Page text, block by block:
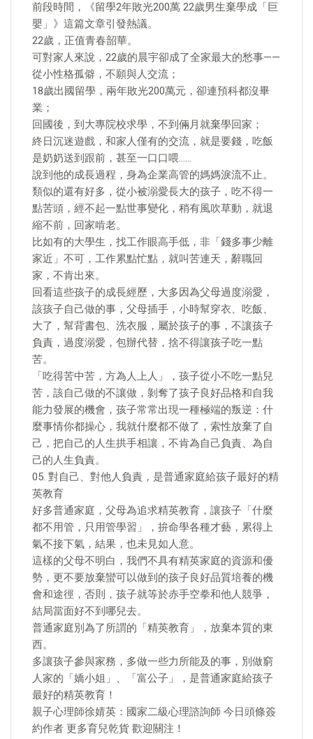
前段時間，《留學2年敗光200萬 22歲男生棄學成「巨
嬰」》這篇文章引發熱議。
22歲，正值青春韶華。
可對家人來說，22歲的晨宇卻成了全家最大的愁事——
從小性格孤僻，不願與人交流；
18歲出國留學，兩年敗光200萬元，卻連預科都沒畢
業；
回國後，到大專院校求學，不到倆月就棄學回家；
終日沉迷遊戲，和家人僅有的交流，就是要錢，吃飯
是奶奶送到跟前，甚至一口口喂……
說到他的成長過程，身為企業高管的媽媽淚流不止。
類似的還有好多，從小被溺愛長大的孩子，吃不得一
點苦頭，經不起一點世事變化，稍有風吹草動，就退
縮不前，回家啃老。
比如有的大學生，找工作眼高手低，非「錢多事少離
家近」不可，工作累點忙點，就叫苦連天，辭職回
家，不肯出來。
回看這些孩子的成長經歷，大多因為父母過度溺愛，
該孩子自己做的事，父母插手，小時幫穿衣、吃飯、
大了，幫背書包、洗衣服，屬於孩子的事，不讓孩子
負責，過度溺愛，包辦代替，捨不得讓孩子吃一點
苦。
「吃得苦中苦，方為人上人」，孩子從小不吃一點兒
苦，該自己做的不讓做，剝奪了孩子良好品格和自我
能力發展的機會，孩子常常出現一種極端的叛逆：什
麼事情你都操心，我就什麼都不做了，索性放棄了自
己，把自己的人生拱手相讓，不肯為自己負責、為自
己的人生負責。
05. 對自己、對他人負責，是普通家庭給孩子最好的精
英教育
好多普通家庭，父母為追求精英教育，讓孩子「什麼
都不用管，只用管學習」，拚命學各種才藝，累得上
氣不接下氣，結果，也未見如人意。
這樣的父母不明白，我們不具有精英家庭的資源和優
勢，更不要放棄蠻可以做到的孩子良好品質培養的機
會和途徑，否則，孩子就等於赤手空拳和他人競爭，
結局當面好不到哪兒去。
普通家庭別為了所謂的「精英教育」，放棄本質的東
西。
多讓孩子參與家務，多做一些力所能及的事，別做窮
人家的「嬌小姐」、「富公子」，是普通家庭給孩子
最好的精英教育！​
親子心理師徐婧英：國家二級心理諮詢師 今日頭條簽
約作者 更多育兒乾貨 歡迎關注！